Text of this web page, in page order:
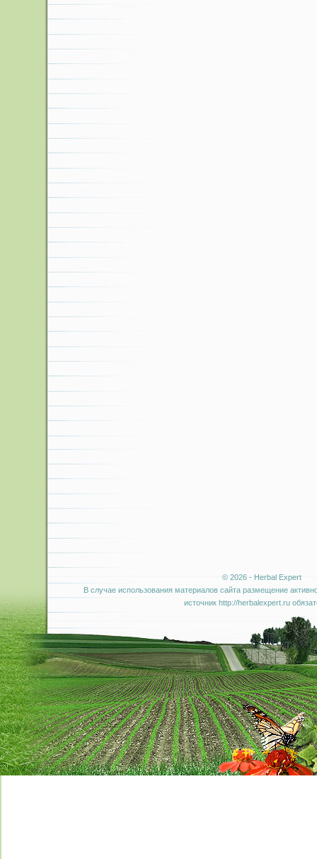
© 2026 - Herbal Expert
В случае использования материалов сайта размещение
источник http://herbalexpert.ru